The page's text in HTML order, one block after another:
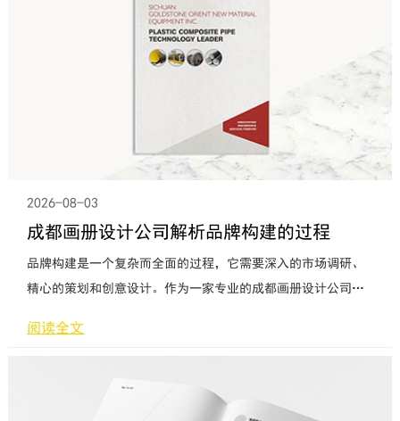
另外的一种产业的发展，
2026-08-03
成都画册设计公司解析品牌构建的过程
品牌构建是一个复杂而全面的过程，它需要深入的市场调研、
精心的策划和创意设计。作为一家专业的成都画册设计公司，
实施有效的品牌策略。首先，市场调研是品牌构建的基础。通
好，掌握竞争对手的情况，明确市场定位和目标群体。在市场
调研中，我们可以通过问卷调查、访谈、观察等方式获取数
阅读全文